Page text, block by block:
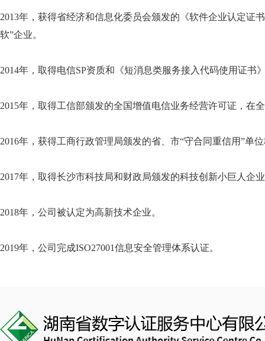
2013年，获得省经济和信息化委员会颁发的《软件企业认定证
软”企业。
2014年，取得电信SP资质和《短消息类服务接入代码使用证书
2015年，取得工信部颁发的全国增值电信业务经营许可证，在
2016年，获得工商行政管理局颁发的省、市“守合同重信用”单
2017年，取得长沙市科技局和财政局颁发的科技创新小巨人企
2018年，公司被认定为高新技术企业。
2019年，公司完成ISO27001信息安全管理体系认证。